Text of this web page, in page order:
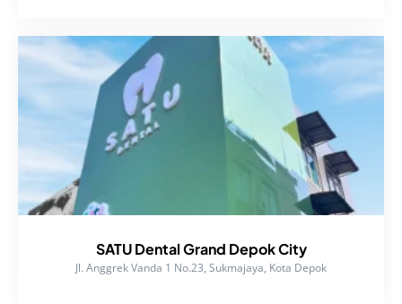
SATU Dental Grand Depok City
Jl. Anggrek Vanda 1 No.23, Sukmajaya, Kota Depok